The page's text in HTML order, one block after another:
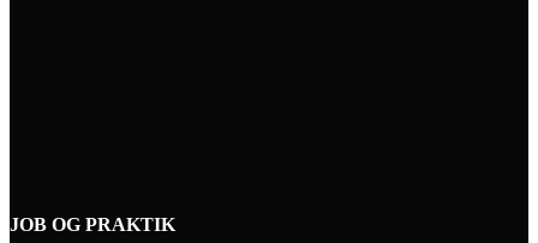
JOB OG PRAKTIK